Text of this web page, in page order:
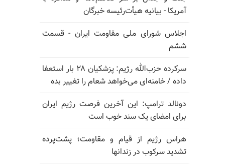
آمریکا - بیانیه هیأت‌رئیسه خبرگان
اجلاس شورای ملی مقاومت ایران - قسمت
ششم
سرکرده حزب‌الله رژیم: پزشکیان ۲۸ بار استعفا
داده / خامنه‌ای می‌خواهد شعام را تغییر بده
دونالد ترامپ: این آخرین فرصت رژیم ایران
برای امضای یک سند خوب است
هراس رژیم از قیام و مقاومت؛ پشت‌پرده
تشدید سرکوب در زندانها